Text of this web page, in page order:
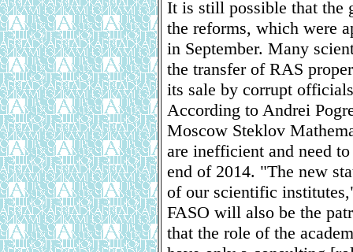
It is still possible that the
the reforms, which were
in September. Many
the transfer of RAS
its sale by corrupt
According to Andrei
Moscow Steklov
are inefficient and need
end of 2014. "The new
of our scientific
FASO will also be the
that the role of the